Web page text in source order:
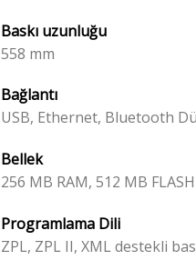
Baskı uzunluğu
558 mm
Bağlantı
USB, Ethernet, Bluetooth
Bellek
256 MB RAM, 512 MB FLASH
Programlama Dili
ZPL, ZPL II, XML destekli